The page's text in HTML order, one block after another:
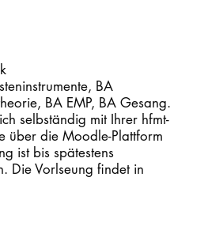
BA
BA EMP, BA Gesang.
selbständig mit Ihrer hfmt-
über die Moodle-Plattform
ist bis spätestens
Die Vorlseung findet in